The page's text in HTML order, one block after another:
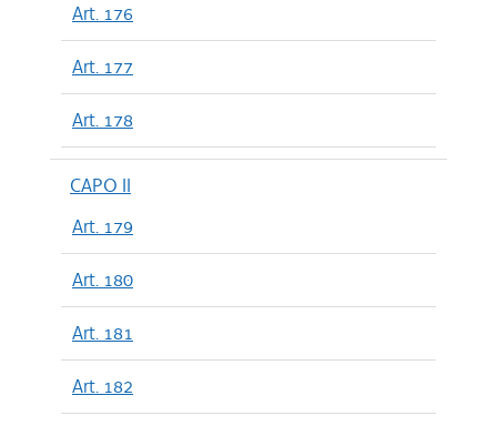
Art. 176
Art. 177
Art. 178
CAPO II
Art. 179
Art. 180
Art. 181
Art. 182